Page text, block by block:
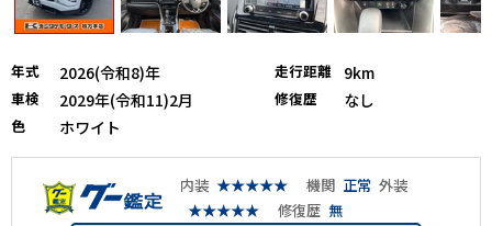
年式 2026(令和8)年 走行距離 9km
車検 2029年(令和11)2月 修復歴 なし
色 ホワイト
内装 ★★★★★ 機関 正常 外装
★★★★★
修復歴 無